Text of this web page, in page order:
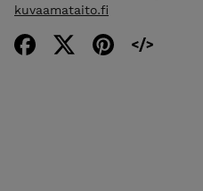
kuvaamataito.fi